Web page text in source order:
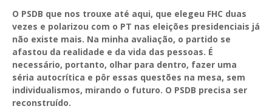
O PSDB que nos trouxe até aqui, que elegeu FHC duas
vezes e polarizou com o PT nas eleições presidenciais já
não existe mais. Na minha avaliação, o partido se
afastou da realidade e da vida das pessoas. É
necessário, portanto, olhar para dentro, fazer uma
séria autocrítica e pôr essas questões na mesa, sem
individualismos, mirando o futuro. O PSDB precisa ser
reconstruído.